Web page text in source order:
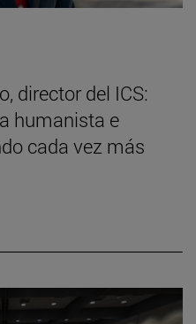
director del ICS:
humanista e
cada vez más